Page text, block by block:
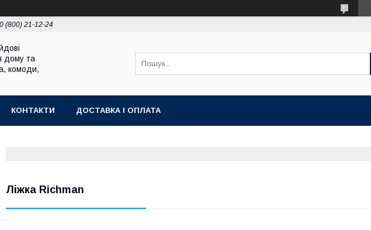
0 (800) 21-12-24
дому та
комоди,
КОНТАКТИ ДОСТАВКА І ОПЛАТА
Ліжка Richman